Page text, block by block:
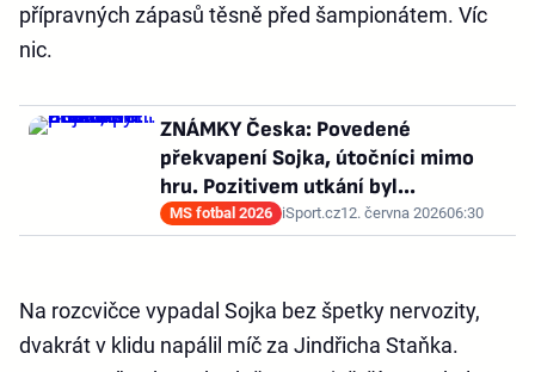
přípravných zápasů těsně před šampionátem. Víc
nic.
ZNÁMKY Česka: Povedené
překvapení Sojka, útočníci mimo
hru. Pozitivem utkání byl...
MS fotbal 2026 iSport.cz12. června 202606:30
Na rozcvičce vypadal Sojka bez špetky nervozity,
dvakrát v klidu napálil míč za Jindřicha Staňka.